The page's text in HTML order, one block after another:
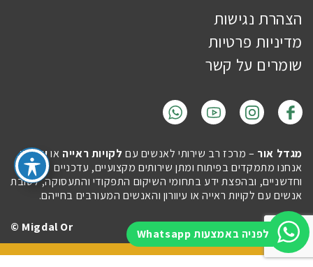
לפניה באמצעות Whatsapp
הצהרת נגישות
מדיניות פרטיות
שומרים על קשר
מגדל אור – מרכז רב שירותי לאנשים עם לקויות ראייה אועיוורון.
אנחנו מתמקדים בפיתוח ומתן שירותים מקצועיים, עדכניים
וחדשניים, ובהפצת ידע בתחומי השיקום התפקודי והתעסוקה, לטובת
אנשים עם לקויות ראייה או עיוורון והאנשים המעורבים בחייהם.
Imaginet
Migdal Or ©